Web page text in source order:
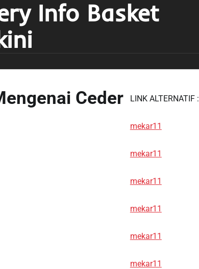
Info Basket
Ceder
LINK ALTERNATIF :
mekar11
mekar11
mekar11
mekar11
mekar11
mekar11